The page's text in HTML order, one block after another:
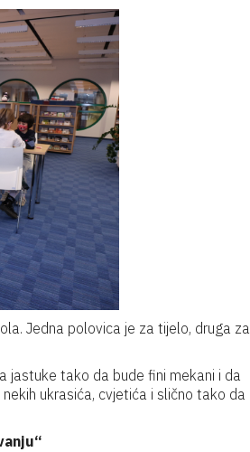
Jedna polovica je za tijelo, druga za
jastuke tako da bude fini mekani i da
ukrasića, cvjetića i slično tako da